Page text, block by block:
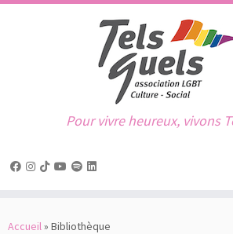
au
Pour vivre heureux, vivons
Accueil» Bibliothèque